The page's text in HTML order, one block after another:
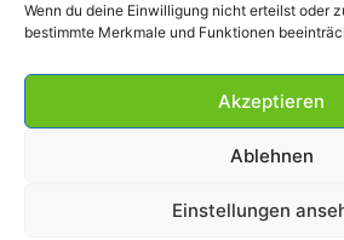
Wenn du deine Einwilligung nicht erteilst oder
bestimmte Merkmale und Funktionen
Akzeptieren
Ablehnen
Einstellungen
Datenschutzerklärung